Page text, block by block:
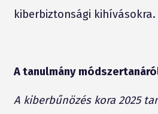
kiberbiztonsági kihívásokra.
A tanulmány
A kiberbűnözés kora 2025